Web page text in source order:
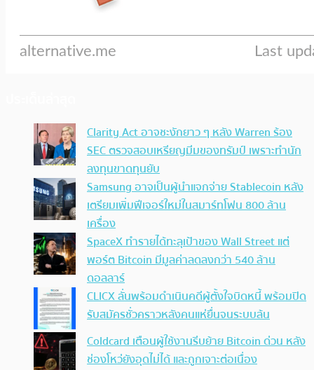
Clarity Act อาจชะงักยาว ๆ หลัง Warren ร้อง
SEC ตรวจสอบเหรียญมีมของทรัมป์ เพราะทำนัก
ลงทุนขาดทุนยับ
Samsung อาจเป็นผู้นำแจกจ่าย Stablecoin หลัง
เตรียมเพิ่มฟีเจอร์ใหม่ในสมาร์ทโฟน 800 ล้าน
เครื่อง
SpaceX ทำรายได้ทะลุเป้าของ Wall Street แต่
พอร์ต Bitcoin มีมูลค่าลดลงกว่า 540 ล้าน
ดอลลาร์
CLICX ลั่นพร้อมดำเนินคดีผู้ตั้งใจบิดหนี้ พร้อมปิด
รับสมัครชั่วคราวหลังคนแห่ยื่นจนระบบล้น
Coldcard เตือนผู้ใช้งานรีบย้าย Bitcoin ด่วน หลัง
ช่องโหว่ยังอุดไม่ได้ และถูกเจาะต่อเนื่อง